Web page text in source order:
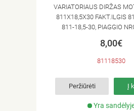
VARIATORIAUS DIRŽAS
811X18,5X30 FAKT.ILGIS
811-18,5-30, PIAGGIO
8,00€
81118530
Peržiūrėti Į
Yra